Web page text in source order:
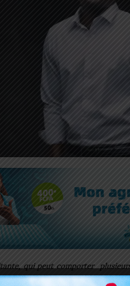
qui peut comporter
certains arrivent à braver les